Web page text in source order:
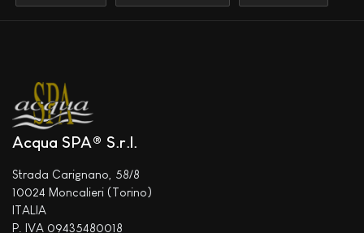
Acqua SPA® S.r.l.
Strada Carignano, 58/8
10024 Moncalieri (Torino)
ITALIA
P. IVA 09435480018